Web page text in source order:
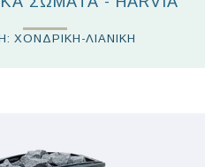
ΧΟΝΔΡΙΚΗ-ΛΙΑΝΙΚΗ